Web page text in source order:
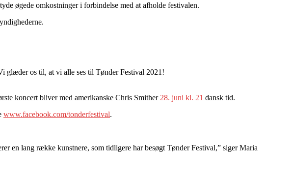
øgede omkostninger i forbindelse med at afholde festivalen.
glæder os til, at vi alle ses til Tønder Festival 2021!
koncert bliver med amerikanske Chris Smither 28. juni kl. 21 dansk tid.
www.facebook.com/tonderfestival.
en lang række kunstnere, som tidligere har besøgt Tønder Festival,” siger Maria